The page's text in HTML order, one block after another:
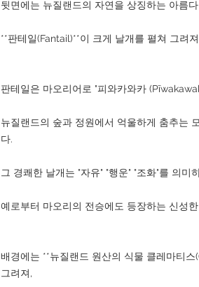
뒷면에는 뉴질랜드의 자연을 상징하는 아름
**판테일(Fantail)**이 크게 날개를 펼쳐 그려
판테일은 마오리어로 "피와카와카
뉴질랜드의 숲과 정원에서 억울하게 춤추는
다.
그 경쾌한 날개는 "자유" "행운" "조화"를 의미
예로부터 마오리의 전승에도 등장하는 신성
배경에는 **뉴질랜드 원산의 식물 클레마티
그려져,